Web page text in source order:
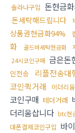
솔라나구입 돈현금
돈세탁해드립니다
상품권현금화94%
화
골드바세탁현금화
24시코인구매 금은돈
인전송
리플전송대
코인퀵거래
이더리
코인구매 테더거래
더리움삽니다 btc현
대폰결제코인구입 바